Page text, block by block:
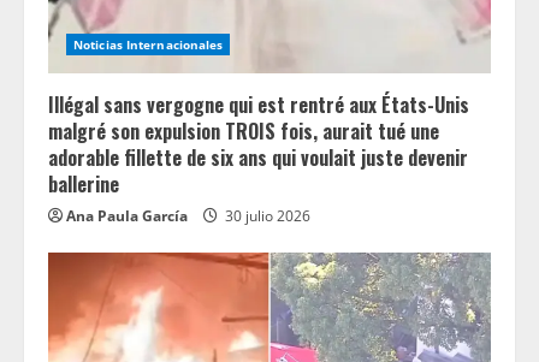
n
g Noticias Internacionales
Illégal sans vergogne qui est rentré aux États-Unis
malgré son expulsion TROIS fois, aurait tué une
adorable fillette de six ans qui voulait juste devenir
ballerine
Ana Paula García 30 julio 2026